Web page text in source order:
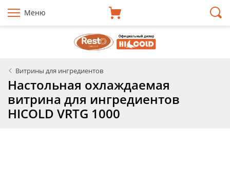
Меню
Витрины для ингредиентов
Настольная охлаждаемая
витрина для ингредиентов
HICOLD VRTG 1000